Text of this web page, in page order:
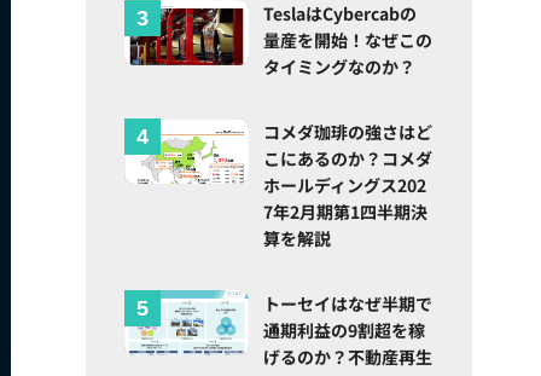
TeslaはCybercabの
量産を開始！なぜこの
タイミングなのか？
コメダ珈琲の強さはど
こにあるのか？コメダ
ホールディングス202
7年2月期第1四半期決
算を解説
トーセイはなぜ半期で
通期利益の9割超を稼
げるのか？不動産再生